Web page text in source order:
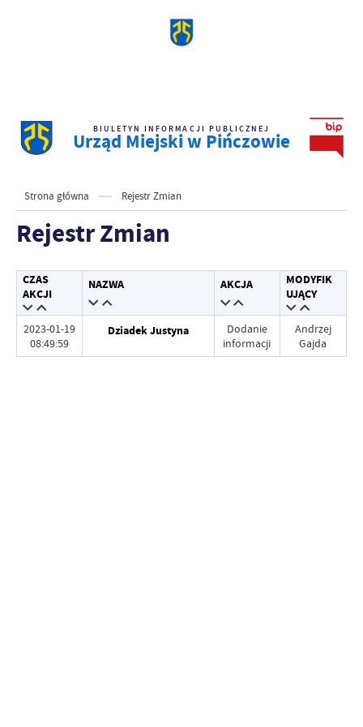
BIULETYN INFORMACJI PUBLICZNEJ
Urząd Miejski w Pińczowie
Strona główna Rejestr Zmian
Rejestr Zmian
CZAS
AKCJI
NAZWA AKCJA
MODYFIK
UJĄCY
2023-01-19
08:49:59
Dziadek Justyna
Dodanie
informacji
Andrzej
Gajda